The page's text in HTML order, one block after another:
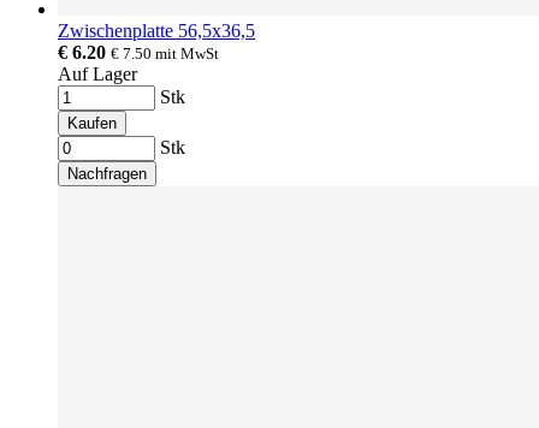
Zwischenplatte 56,5x36,5
€ 6.20 € 7.50 mit MwSt
Auf Lager
Stk
Kaufen
Stk
Nachfragen